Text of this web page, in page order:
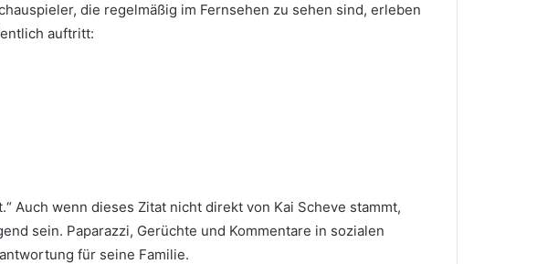
die regelmäßig im Fernsehen zu sehen sind, erleben
auftritt:
Auch wenn dieses Zitat nicht direkt von Kai Scheve stammt,
sein. Paparazzi, Gerüchte und Kommentare in sozialen
für seine Familie.